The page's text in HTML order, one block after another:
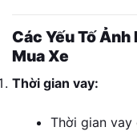
Các Yếu Tố
Mua Xe
Thời gian vay:
Thời gian vay